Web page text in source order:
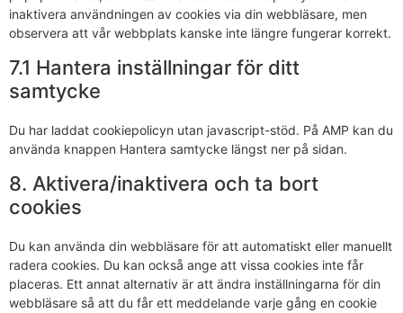
inaktivera användningen av cookies via din webbläsare, men
observera att vår webbplats kanske inte längre fungerar korrekt.
7.1 Hantera inställningar för ditt
samtycke
Du har laddat cookiepolicyn utan javascript-stöd. På AMP kan du
använda knappen Hantera samtycke längst ner på sidan.
8. Aktivera/inaktivera och ta bort
cookies
Du kan använda din webbläsare för att automatiskt eller manuellt
radera cookies. Du kan också ange att vissa cookies inte får
placeras. Ett annat alternativ är att ändra inställningarna för din
webbläsare så att du får ett meddelande varje gång en cookie